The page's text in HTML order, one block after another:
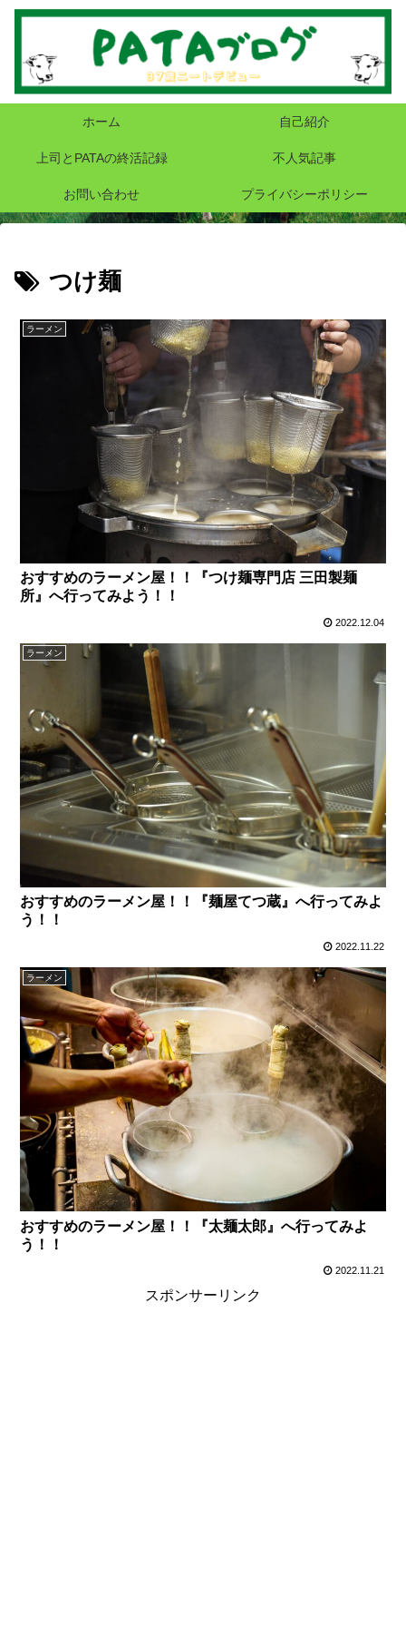
ホーム 自己紹介
上司とPATAの終活記録 不人気記事
お問い合わせ プライバシーポリシー
つけ麺
ラーメン
おすすめのラーメン屋！！『つけ麺専門店 三田製麺
所』へ行ってみよう！！
2022.12.04
ラーメン
おすすめのラーメン屋！！『麺屋てつ蔵』へ行ってみよ
う！！
2022.11.22
ラーメン
おすすめのラーメン屋！！『太麺太郎』へ行ってみよ
う！！
2022.11.21
スポンサーリンク